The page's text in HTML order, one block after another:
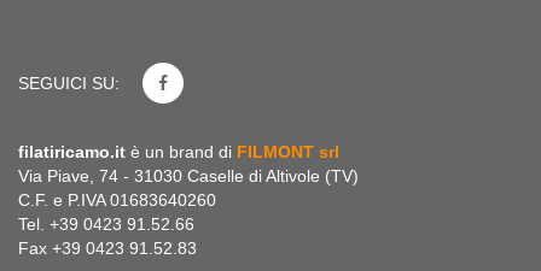
SEGUICI SU:
filatiricamo.it è un brand di FILMONT srl
Via Piave, 74 - 31030 Caselle di Altivole (TV)
C.F. e P.IVA 01683640260
Tel. +39 0423 91.52.66
Fax +39 0423 91.52.83